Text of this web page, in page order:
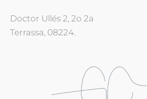
Doctor Ullés 2, 2o 2a
Terrassa, 08224.